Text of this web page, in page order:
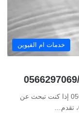
خدمات ام القيوين
1. شركة غسيل كنب في أم القيوين 0566297069 إذا كنت تبحث عن